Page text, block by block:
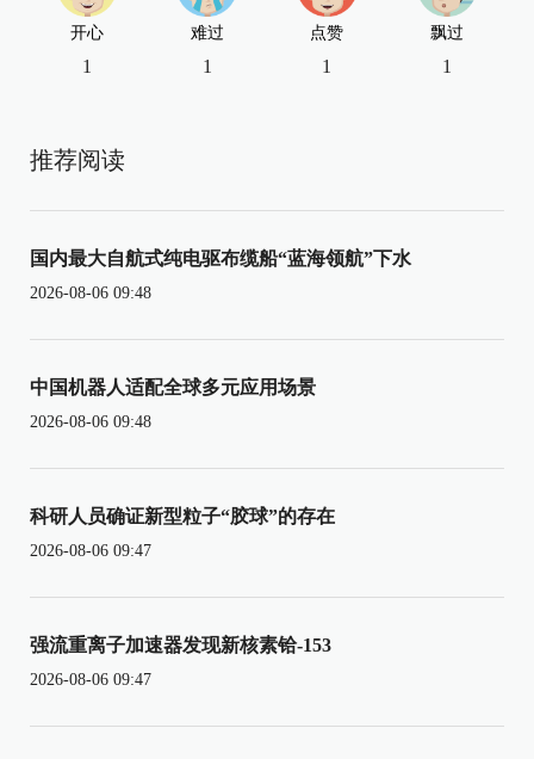
开心
1
难过
1
点赞
1
飘过
1
推荐阅读
国内最大自航式纯电驱布缆船“蓝海领航”下水
2026-08-06 09:48
中国机器人适配全球多元应用场景
2026-08-06 09:48
科研人员确证新型粒子“胶球”的存在
2026-08-06 09:47
强流重离子加速器发现新核素铪-153
2026-08-06 09:47